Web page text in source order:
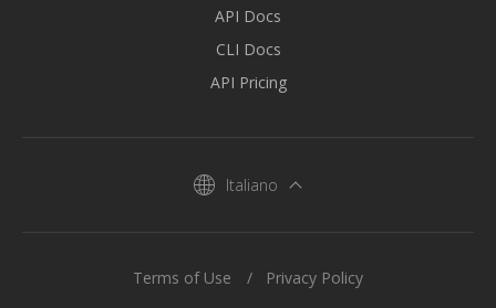
API Docs
CLI Docs
API Pricing
Italiano
Terms of Use Privacy Policy